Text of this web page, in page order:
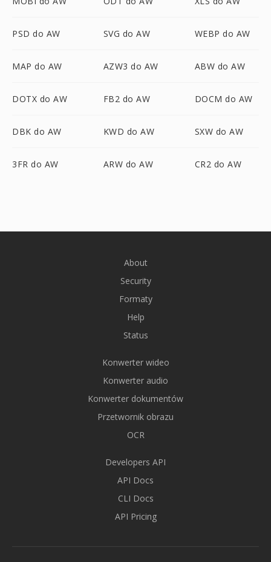
PSD do AW SVG do AW WEBP do AW
MAP do AW AZW3 do AW ABW do AW
DOTX do AW FB2 do AW DOCM do AW
DBK do AW KWD do AW SXW do AW
3FR do AW ARW do AW CR2 do AW
About
Security
Formaty
Help
Status
Konwerter wideo
Konwerter audio
Konwerter dokumentów
Przetwornik obrazu
OCR
Developers API
API Docs
CLI Docs
API Pricing